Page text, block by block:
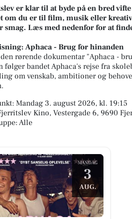
er klar til at byde på en bred
om du er til film, musik eller
smag. Læs med nedenfor for at
Aphaca - Brug for hinanden
rørende dokumentar "Aphaca -
følger bandet Aphaca's rejse fra
om venskab, ambitioner og
Mandag 3. august 2026, kl. 19:15
Kino, Vestergade 6, 9690
Alle
MANDAG
3
AUG.